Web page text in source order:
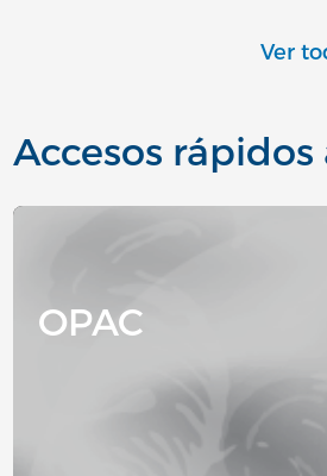
Ver
Accesos rápidos
Image
OPAC